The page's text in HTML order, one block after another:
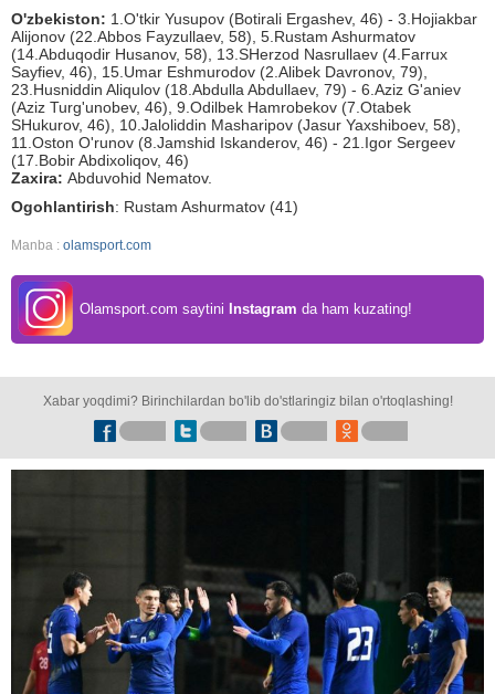
O'zbekiston: 1.O'tkir Yusupov (Botirali Ergashev, 46) - 3.Hojiakbar
Alijonov (22.Abbos Fayzullaev, 58), 5.Rustam Ashurmatov
(14.Abduqodir Husanov, 58), 13.SHerzod Nasrullaev (4.Farrux
Sayfiev, 46), 15.Umar Eshmurodov (2.Alibek Davronov, 79),
23.Husniddin Aliqulov (18.Abdulla Abdullaev, 79) - 6.Aziz G'aniev
(Aziz Turg'unobev, 46), 9.Odilbek Hamrobekov (7.Otabek
SHukurov, 46), 10.Jaloliddin Masharipov (Jasur Yaxshiboev, 58),
11.Oston O'runov (8.Jamshid Iskanderov, 46) - 21.Igor Sergeev
(17.Bobir Abdixoliqov, 46)
Zaxira: Abduvohid Nematov.
Ogohlantirish: Rustam Ashurmatov (41)
Manba : olamsport.com
Olamsport.com saytini Instagram da ham kuzating!
Xabar yoqdimi? Birinchilardan bo'lib do'stlaringiz bilan o'rtoqlashing!